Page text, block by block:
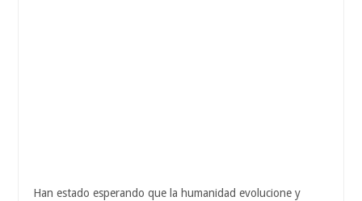
Han estado esperando que la humanidad evolucione y